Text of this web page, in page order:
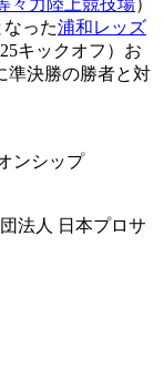
々力陸上競技場）
った浦和レッズ
キックオフ）お
準決勝の勝者と対
ンシップ
法人 日本プロサ